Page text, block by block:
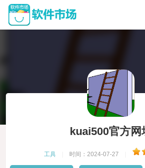
kuai500官方网
工具 时间：2024-07-27